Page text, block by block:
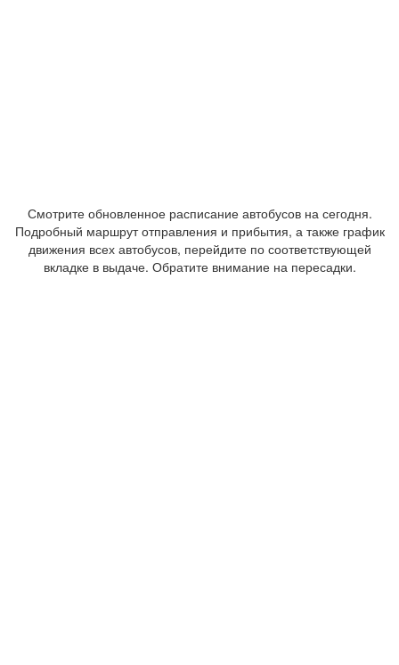
Смотрите обновленное расписание автобусов на сегодня.
Подробный маршрут отправления и прибытия, а также график
движения всех автобусов, перейдите по соответствующей
вкладке в выдаче. Обратите внимание на пересадки.